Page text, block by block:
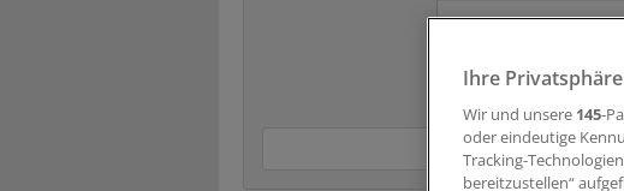
Ihre
Wir und unsere 145-
oder eindeutige
Tracking-
bereitzustellen“